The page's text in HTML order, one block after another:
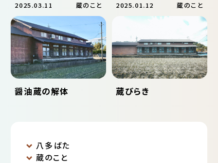
2025.03.11 蔵のこと
醤油蔵の解体
2025.01.12 蔵のこと
蔵びらき
八多ばた
蔵のこと